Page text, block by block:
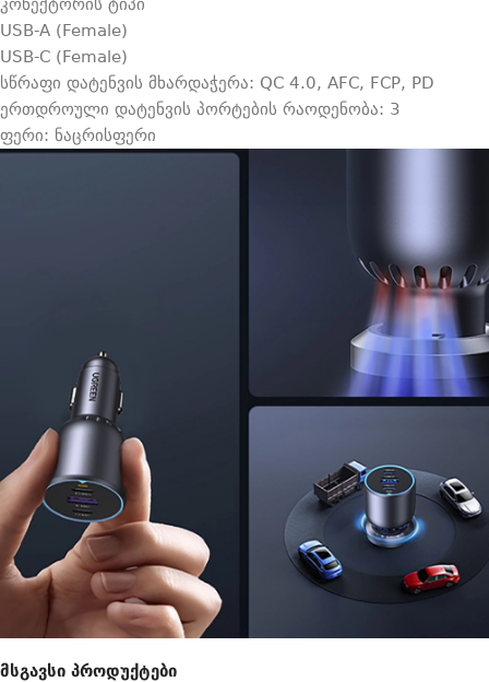
კონექტორის ტიპი
USB-A (Female)
USB-C (Female)
სწრაფი დატენვის მხარდაჭერა: QC 4.0, AFC, FCP, PD
ერთდროული დატენვის პორტების რაოდენობა: 3
ფერი: ნაცრისფერი
მსგავსი პროდუქტები